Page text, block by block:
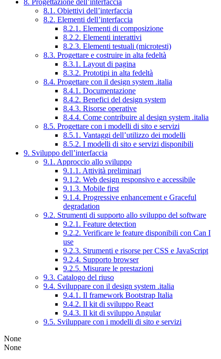
8. Progettazione dell’interfaccia
8.1. Obiettivi dell’interfaccia
8.2. Elementi dell’interfaccia
8.2.1. Elementi di composizione
8.2.2. Elementi interattivi
8.2.3. Elementi testuali (microtesti)
8.3. Progettare e costruire in alta fedeltà
8.3.1. Layout di pagina
8.3.2. Prototipi in alta fedeltà
8.4. Progettare con il design system .italia
8.4.1. Documentazione
8.4.2. Benefici del design system
8.4.3. Risorse operative
8.4.4. Come contribuire al design system .italia
8.5. Progettare con i modelli di sito e servizi
8.5.1. Vantaggi dell’utilizzo dei modelli
8.5.2. I modelli di sito e servizi disponibili
9. Sviluppo dell’interfaccia
9.1. Approccio allo sviluppo
9.1.1. Attività preliminari
9.1.2. Web design responsivo e accessibile
9.1.3. Mobile first
9.1.4. Progressive enhancement e Graceful
degradation
9.2. Strumenti di supporto allo sviluppo del software
9.2.1. Feature detection
9.2.2. Verificare le feature disponibili con Can I
use
9.2.3. Strumenti e risorse per CSS e JavaScript
9.2.4. Supporto browser
9.2.5. Misurare le prestazioni
9.3. Catalogo del riuso
9.4. Sviluppare con il design system .italia
9.4.1. Il framework Bootstrap Italia
9.4.2. Il kit di sviluppo React
9.4.3. Il kit di sviluppo Angular
9.5. Sviluppare con i modelli di sito e servizi
None
None